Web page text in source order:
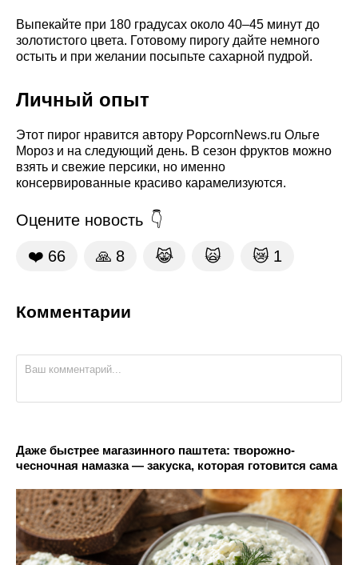
Выпекайте при 180 градусах около 40–45 минут до
золотистого цвета. Готовому пирогу дайте немного
остыть и при желании посыпьте сахарной пудрой.
Личный опыт
Этот пирог нравится автору PopcornNews.ru Ольге
Мороз и на следующий день. В сезон фруктов можно
взять и свежие персики, но именно
консервированные красиво карамелизуются.
Оцените новость
❤️ 66 🙏 8 😹 🙀 😿 1
Комментарии
Даже быстрее магазинного паштета: творожно-
чесночная намазка — закуска, которая готовится сама